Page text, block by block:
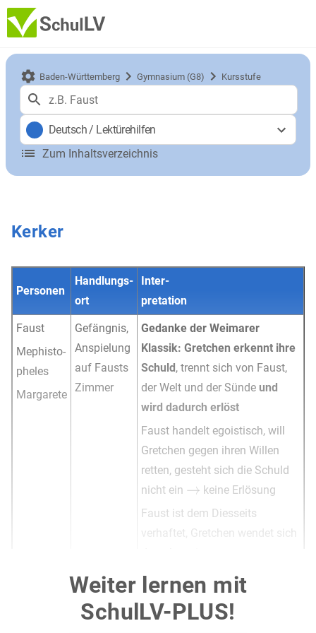
Baden-Württemberg Gymnasium (G8) Kursstufe
Deutsch/ Lektürehilfen
Zum Inhaltsverzeichnis
Kerker
Personen
Handlungs-
ort
Inter-
pretation
Faust
Mephisto-
pheles
Margarete
Gefängnis,
Anspielung
auf Fausts
Zimmer
Gedanke der Weimarer
Klassik: Gretchen erkennt ihre
Schuld, trennt sich von Faust,
der Welt und der Sünde und
wird dadurch erlöst
Faust handelt egoistisch, will
Gretchen gegen ihren Willen
retten, gesteht sich die Schuld
nicht ein
keine Erlösung
Faust ist dem Diesseits
verhaftet, Gretchen wendet sich
“Gretchen“ zu Margarete
eigenständiges Handeln,
Erkenntnis, dass Faust sie nicht
Weiter lernen mit
SchulLV-PLUS!